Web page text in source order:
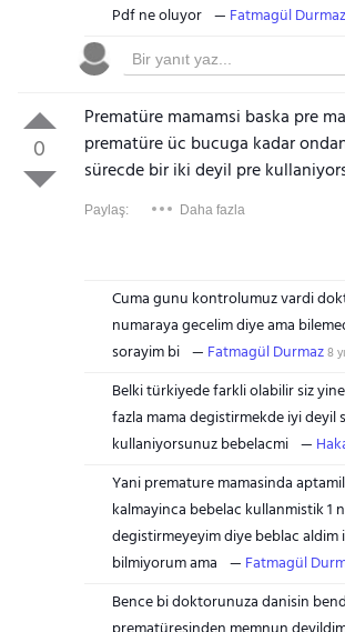
Pdf ne oluyor Fatmagül Durmaz
0
Prematüre mamamsi baska pre
prematüre üc bucuga kadar
sürecde bir iki deyil pre
Paylaş: Daha fazla
Cuma gunu kontrolumuz vardi
numaraya gecelim diye ama
sorayim bi
Fatmagül Durmaz8
Belki türkiyede farkli olabilir siz
fazla mama degistirmekde iyi deyil
kullaniyorsunuz bebelacmi
Yani premature mamasinda
kalmayinca bebelac kullanmistik 1
degistirmeyeyim diye beblac aldim
bilmiyorum ama
Fatmagül
Bence bi doktorunuza danisin